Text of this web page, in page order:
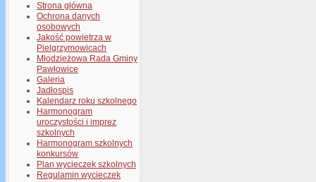
Strona główna
Ochrona danych
osobowych
Jakość powietrza w
Pielgrzymowicach
Młodzieżowa Rada Gminy
Pawłowice
Galeria
Jadłospis
Kalendarz roku szkolnego
Harmonogram
uroczystości i imprez
szkolnych
Harmonogram szkolnych
konkursów
Plan wycieczek szkolnych
Regulamin wycieczek